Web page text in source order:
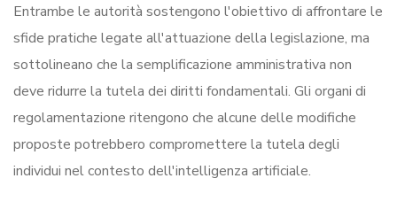
Entrambe le autorità sostengono l'obiettivo di affrontare le
sfide pratiche legate all'attuazione della legislazione, ma
sottolineano che la semplificazione amministrativa non
deve ridurre la tutela dei diritti fondamentali. Gli organi di
regolamentazione ritengono che alcune delle modifiche
proposte potrebbero compromettere la tutela degli
individui nel contesto dell'intelligenza artificiale.